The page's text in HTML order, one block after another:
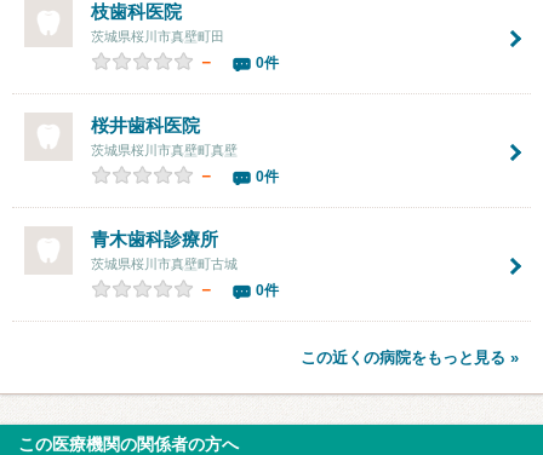
枝歯科医院
茨城県桜川市真壁町田
－ 0件
桜井歯科医院
茨城県桜川市真壁町真壁
－ 0件
青木歯科診療所
茨城県桜川市真壁町古城
－ 0件
この近くの病院をもっと見る »
この医療機関の関係者の方へ